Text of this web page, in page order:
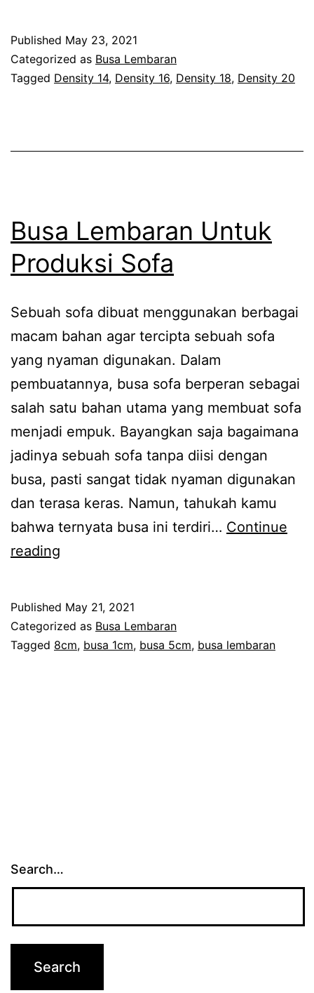
Kasur
Busa
Published May 23, 2021
Categorized as Busa Lembaran
Tagged Density 14, Density 16, Density 18, Density 20
Busa Lembaran Untuk
Produksi Sofa
Sebuah sofa dibuat menggunakan berbagai
macam bahan agar tercipta sebuah sofa
yang nyaman digunakan. Dalam
pembuatannya, busa sofa berperan sebagai
salah satu bahan utama yang membuat sofa
menjadi empuk. Bayangkan saja bagaimana
jadinya sebuah sofa tanpa diisi dengan
busa, pasti sangat tidak nyaman digunakan
dan terasa keras. Namun, tahukah kamu
bahwa ternyata busa ini terdiri… Continue
reading
Produksi
Sofa
Published May 21, 2021
Categorized as Busa Lembaran
Tagged 8cm, busa 1cm, busa 5cm, busa lembaran
Search…